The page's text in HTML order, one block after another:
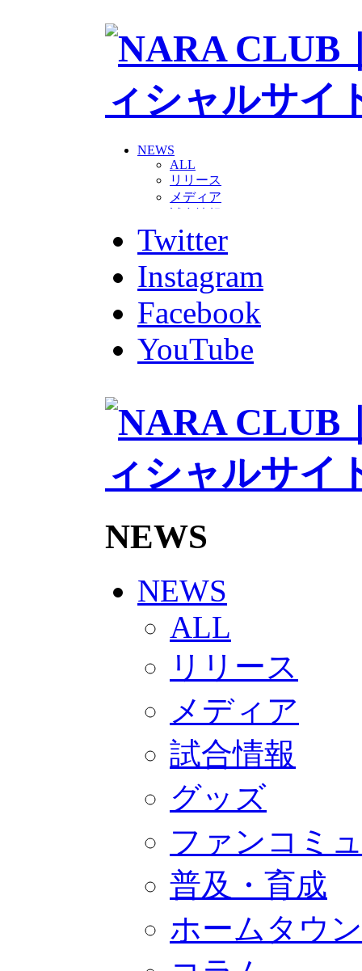
NEWS
ALL
リリース
メディア
グッズ
ファンコミュニティ
ホームタウン
コラム
その他
TEAM
2026/27トップチーム
2026/27トップチームスタッフ
チアダンススクール
ボランティアチーム「volundeer」
HOMEGAME
観戦ルール＆マナー
写真・動画使用ガイドライン
ロートフィールド奈良
2026/27
練習見学時のファンサービスに
奈良クラブ明治安田J3リーグ
奈良クラブ明治安田Ｊ3リーグ
観戦ルール＆マナー
FANCOMMUNITY
サポートショップ
GOODS
オフィシャルストア（実店舗）
オンラインストア
ACADEMY
アカデミーについて
プロジェクト
ジュニア
ジュニアユース
ユース
練習拠点（ナラディーア）
CLUB
2026/27 パートナー企業
Twitter
Instagram
Facebook
YouTube
NEWS
NEWS
ALL
リリース
メディア
試合情報
グッズ
ファンコミ
普及・育成
ホームタウン